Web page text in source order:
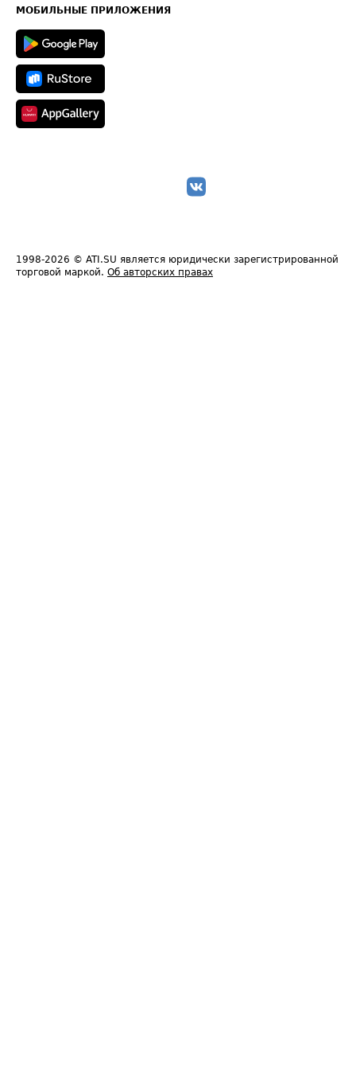
Техническая информация
МОБИЛЬНЫЕ ПРИЛОЖЕНИЯ
1998-2026 © ATI.SU является юридически зарегистрированной
торговой маркой. Об авторских правах